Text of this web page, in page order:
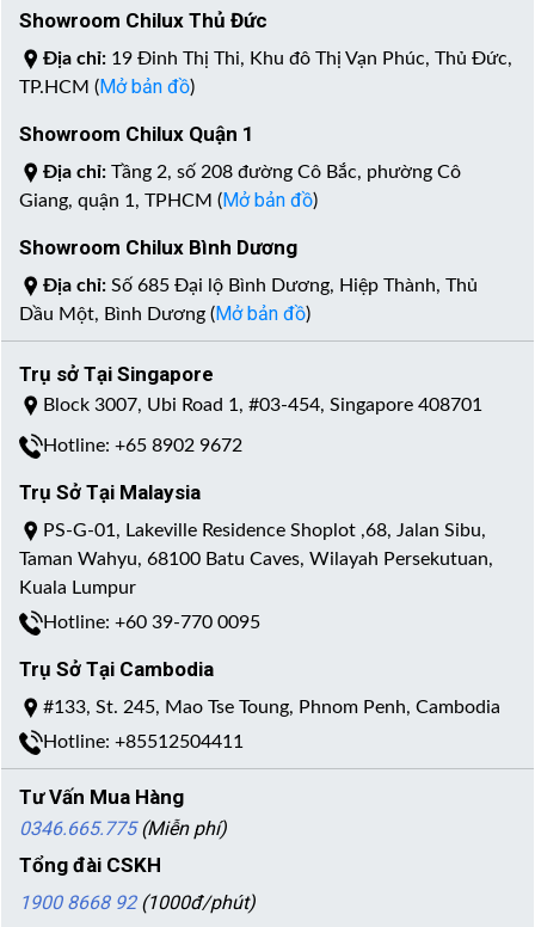
Showroom Chilux Thủ Đức
Địa chỉ: 19 Đinh Thị Thi, Khu đô Thị Vạn Phúc, Thủ Đức,
TP.HCM (Mở bản đồ)
Showroom Chilux Quận 1
Địa chỉ: Tầng 2, số 208 đường Cô Bắc, phường Cô
Giang, quận 1, TPHCM (Mở bản đồ)
Showroom Chilux Bình Dương
Địa chỉ: Số 685 Đại lộ Bình Dương, Hiệp Thành, Thủ
Dầu Một, Bình Dương (Mở bản đồ)
Trụ sở Tại Singapore
Block 3007, Ubi Road 1, #03-454, Singapore 408701
Hotline: +65 8902 9672
Trụ Sở Tại Malaysia
PS-G-01, Lakeville Residence Shoplot ,68, Jalan Sibu,
Taman Wahyu, 68100 Batu Caves, Wilayah Persekutuan,
Kuala Lumpur
Hotline: +60 39-770 0095
Trụ Sở Tại Cambodia
#133, St. 245, Mao Tse Toung, Phnom Penh, Cambodia
Hotline: +85512504411
Tư Vấn Mua Hàng
0346.665.775 (Miễn phí)
Tổng đài CSKH
1900 8668 92 (1000đ/phút)